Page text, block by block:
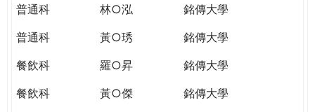
普通科
林○泓
銘傳大學
普通科
黃○琇
銘傳大學
餐飲科
羅○昇
銘傳大學
餐飲科
黃○傑
銘傳大學